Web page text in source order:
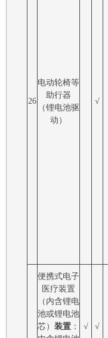
26
电动轮椅等
助行器
（锂电池驱
动）
√
便携式电子
医疗装置
（内含锂电
池或锂电池
芯） 装置 ：
√ √